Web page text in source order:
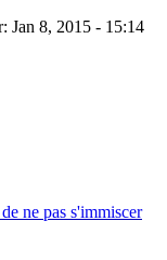
Jan 8, 2015 - 15:14
ne pas s'immiscer